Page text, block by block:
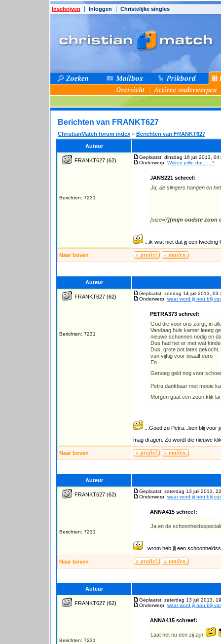
Inschrijven Inloggen Christelijke singles
Berichten van FRANKT627
ChristianMatch forum index » Berichten van FRANKT627
Auteur
FRANKT627 (62)
Berichten: 7231
Geplaatst: dinsdag 16 juli 2013,
Onderwerp: Wisten jullie dat......?
JANS221 schreef:
Ja, de slingers hangen en
[size=7](mijn oudste zoon
...ik wist niet dat jij een tweeling
Naar boven
Auteur
FRANKT627 (62)
Berichten: 7231
Geplaatst: zondag 14 juli 2013,
Onderwerp: waar word jij nou blij
PETRA373 schreef:
God die voor ons zorgt, in
Vandaag huis kamer leeeg
nieuwe schoenen nodig en
Dus had het er met wat
Dus, grote pot latex
van vijftig voor twaalf euro
En
Genoeg geld nog voor
Petra dankbaar met mooie
Morgen gaat een zoon klik
...Goed zo Petra...ben blij voor
mag dragen. Zo wordt die nieuwe
Naar boven
Auteur
FRANKT627 (62)
Berichten: 7231
Geplaatst: zaterdag 13 juli 2013,
Onderwerp: waar word jij nou blij
ANNA415 schreef:
Ja en de
..wrom heb jij een
Naar boven
Auteur
FRANKT627 (62)
Berichten: 7231
Geplaatst: zaterdag 13 juli 2013,
Onderwerp: waar word jij nou blij
ANNA415 schreef:
Laat het nu een zij zijn